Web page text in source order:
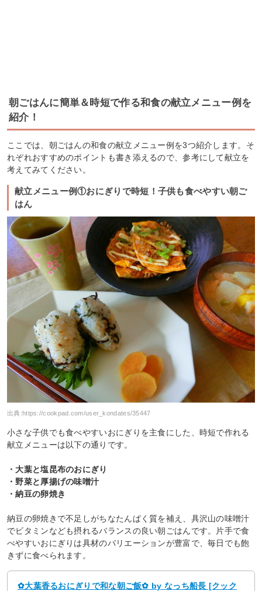
朝ごはんに簡単＆時短で作る和食の献立メニュー例を
紹介！
ここでは、朝ごはんの和食の献立メニュー例を3つ紹介します。そ
れぞれおすすめのポイントも書き添えるので、参考にして献立を
考えてみてください。
献立メニュー例①おにぎりで時短！子供も食べやすい朝ご
はん
出典:https://cookpad.com/user_kondates/35447
小さな子供でも食べやすいおにぎりを主食にした、時短で作れる
献立メニューは以下の通りです。
・大葉と塩昆布のおにぎり
・野菜と厚揚げの味噌汁
・納豆の卵焼き
納豆の卵焼きで不足しがちなたんぱく質を補え、具沢山の味噌汁
でビタミンなども摂れるバランスの良い朝ごはんです。片手で食
べやすいおにぎりは具材のバリエーションが豊富で、毎日でも飽
きずに食べられます。
✿大葉香るおにぎりで和な朝ご飯✿ by なっち船長 [クック